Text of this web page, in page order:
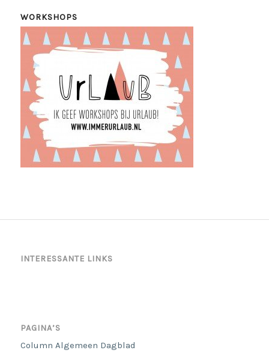
WORKSHOPS
INTERESSANTE LINKS
PAGINA’S
Column Algemeen Dagblad